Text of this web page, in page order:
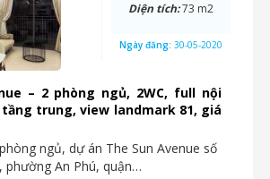
– 2 phòng ngủ, 2WC, full nội
trung, view landmark 81, giá
ngủ, dự án The Sun Avenue số
phường An Phú, quận…
Diện tích:73 m2
Ngày đăng: 30-05-2020